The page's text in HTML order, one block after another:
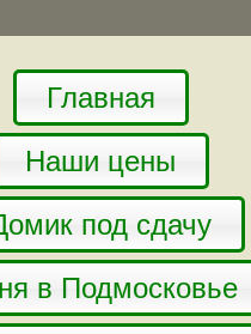
Главная
Наши цены
под сдачу
в Подмосковье